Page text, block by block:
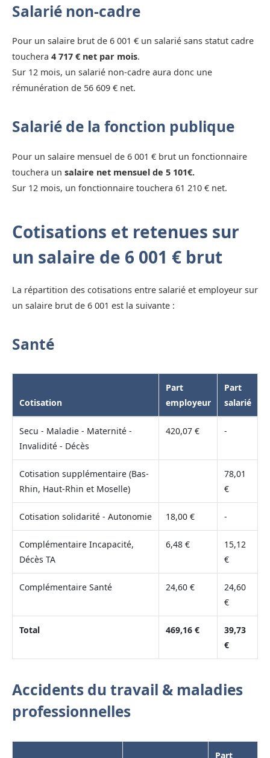
Salarié non-cadre
Pour un salaire brut de 6 001 € un salarié sans statut cadre
touchera 4 717 € net par mois.
Sur 12 mois, un salarié non-cadre aura donc une
rémunération de 56 609 € net.
Salarié de la fonction publique
Pour un salaire mensuel de 6 001 € brut un fonctionnaire
touchera un salaire net mensuel de 5 101€.
Sur 12 mois, un fonctionnaire touchera 61 210 € net.
Cotisations et retenues sur
un salaire de 6 001 € brut
La répartition des cotisations entre salarié et employeur sur
un salaire brut de 6 001 est la suivante :
Santé
Cotisation
Part
employeur
Part
salarié
Secu - Maladie - Maternité -
Invalidité - Décès
420,07 € -
Cotisation supplémentaire (Bas-
Rhin, Haut-Rhin et Moselle)
78,01
€
Cotisation solidarité - Autonomie 18,00 € -
Complémentaire Incapacité,
Décès TA
6,48 €
15,12
€
Complémentaire Santé 24,60 €
24,60
€
Total 469,16 €
39,73
€
Accidents du travail & maladies
professionnelles
Part